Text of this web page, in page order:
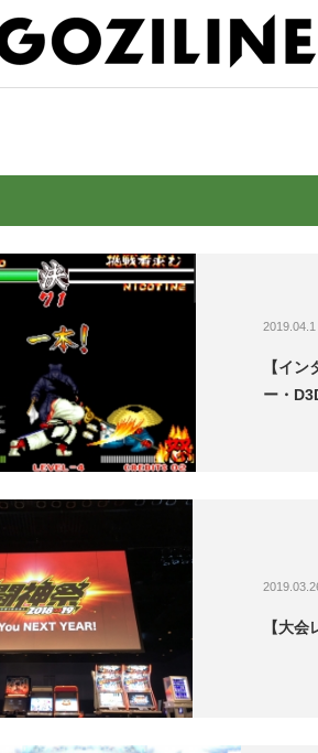
2019.04.1
【イ
ー・
【大